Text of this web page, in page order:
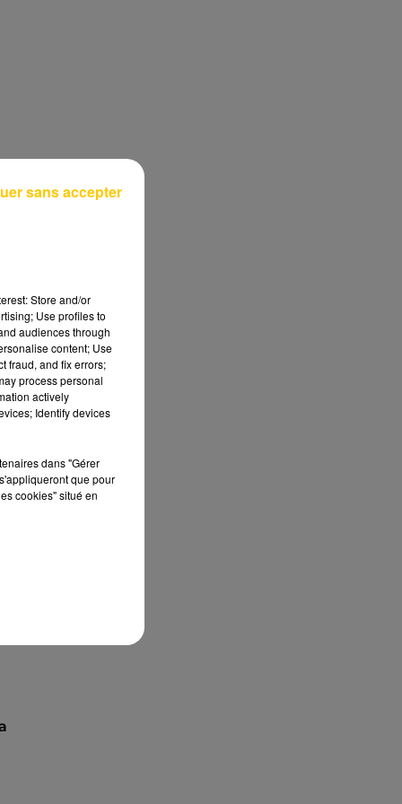
Store and/or
Use profiles to
audiences through
content; Use
fraud, and fix errors;
process personal
actively
Identify devices
dans "Gérer
que pour
cookies" situé en
sans accepter